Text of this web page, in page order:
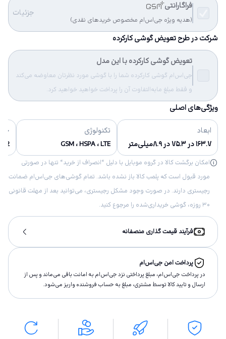
فراگارانتی
(هدیه ویژه جی‌اس‌ام مخصوص خریدهای نقدی)
جزئیات
شرکت در طرح تعویض گوشی کارکرده
تعویض گوشی کارکرده با این مدل
جی‌اس‌ام گوشی کارکرده شما را با گوشی مورد نظرتان معاوضه می‌کند
و فقط مبلغ مابه‌التفاوت آن را پرداخت خواهید خواهید کرد.
ویژگی‌های اصلی
ابعاد
۱۶۳.۷ در ۷۵.۳ در ۸.۹میلی‌متر
تکنولوژی
GSM ، HSPA ، LTE
32 گیگابایت, 64 گیگابایت, 128 گیگابایت
امکان برگشت کالا در گروه موبایل با دلیل “انصراف از خرید“ تنها در صورتی
مورد قبول است که پلمب کالا باز نشده باشد. تمام گوشی‌های جی‌اس‌ام ضمانت
رجیستری دارند. در صورت وجود مشکل رجیستری، می‌توانید بعد از مهلت قانونی
۳۰ روزه، گوشی خریداری‌شده را مرجوع کنید.
فرآیند قیمت گذاری منصفانه
پرداخت امن جی‌اس‌ام
در پرداخت جی‌اس‌ام، مبلغ پرداختى نزد جی‌اس‌ام به امانت باقى مى‌ماند و پس از
ارسال و تاييد كالا توسط مشتری، مبلغ به حساب فروشنده واريز مى‌شود.